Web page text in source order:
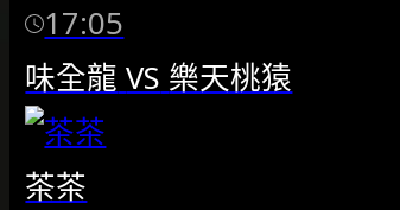
17:05
味全龍 VS 樂天桃猿
茶茶